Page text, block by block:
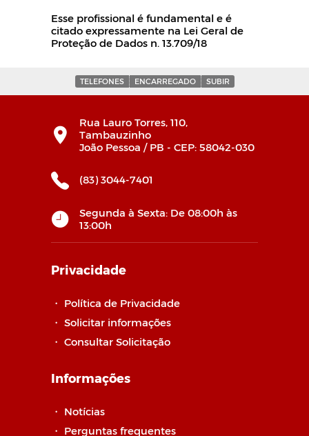
Esse profissional é fundamental e é
citado expressamente na Lei Geral de
Proteção de Dados n. 13.709/18
TELEFONES ENCARREGADO SUBIR
Rua Lauro Torres, 110,
Tambauzinho
João Pessoa / PB - CEP: 58042-030
(83) 3044-7401
Segunda à Sexta: De 08:00h às
13:00h
Privacidade
・ Política de Privacidade
・ Solicitar informações
・ Consultar Solicitação
Informações
・ Notícias
・ Perguntas frequentes